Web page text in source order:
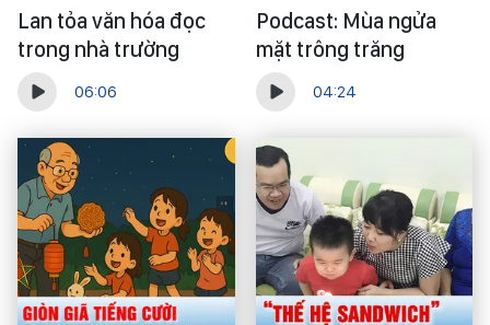
Lan tỏa văn hóa đọc
trong nhà trường
06:06
Podcast: Mùa ngửa
mặt trông trăng
04:24